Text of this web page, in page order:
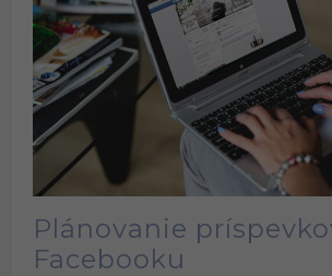
Plánovanie
Facebooku